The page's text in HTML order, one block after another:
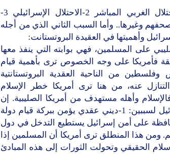
الأدوات في هذا الاتجاه: 1-الاحتلال الغربي المباشر 2-الاحتلال الإسرائيلي 3-
وغيرها.. وأما السبب الثاني الذي من أجله
وأهميتها في العقيدة البروتستانت:
على المسلمين، فهي بوابته التي ينفذ معها
فأمريكا على وجه الخصوص ترى بأهمية قيام
من الناحية العقدية البروتستانتية
عنه، من هنا ترى أمريكا خطر الإسلام
وأهله مستهدف من أمريكا الصليبية. إن
الغرب الصليبي يرى بأهمية إسرائيل لسببين: 1-ديني عقدي يؤمن ببركة قيام دولة
المحافظة على أمن إسرائيل يستطيع التدخل في دول
ومن هذا المنطلق ترى أمريكا أن المسلمين إذا
الحقيقي وتحولت الثورات إلى هذه المبادئ